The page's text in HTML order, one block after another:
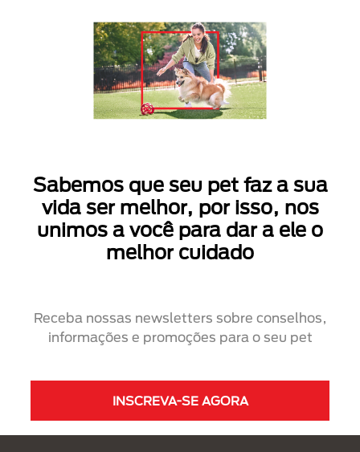
Sabemos que seu pet faz a sua
vida ser melhor, por isso, nos
unimos a você para dar a ele o
melhor cuidado
Receba nossas newsletters sobre conselhos,
informações e promoções para o seu pet
INSCREVA-SE AGORA